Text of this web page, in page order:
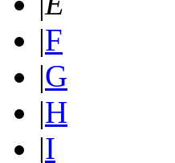
|F
|G
|H
|I